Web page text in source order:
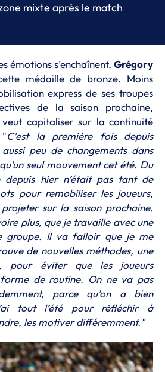
mixte après le match
émotions s’enchaînent, Grégory
médaille de bronze. Moins
express de ses troupes
de la saison prochaine,
veut capitaliser sur la continuité
C’est la première fois depuis
peu de changements dans
seul mouvement cet été. Du
depuis hier n’était pas tant de
pour remobiliser les joueurs,
sur la saison prochaine.
plus, que je travaille avec une
groupe. Il va falloir que je me
de nouvelles méthodes, une
pour éviter que les joueurs
de routine. On ne va pas
parce qu’on a bien
tout l’été pour réfléchir à
les motiver différemment."